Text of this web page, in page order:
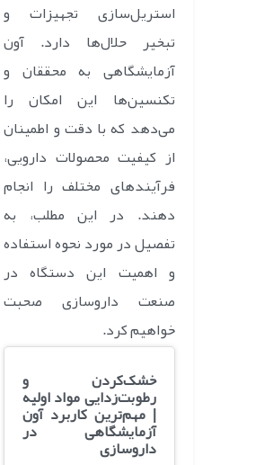
استریل‌سازی تجهیزات و
تبخیر حلال‌ها دارد. آون
آزمایشگاهی به محققان و
تکنسین‌ها این امکان را
می‌دهد که با دقت و اطمینان
از کیفیت محصولات دارویی،
فرآیندهای مختلف را انجام
دهند. در این مطلب، به
تفصیل در مورد نحوه استفاده
و اهمیت این دستگاه در
صنعت داروسازی صحبت
خواهیم کرد.
خشک‌کردن و
رطوبت‌زدایی مواد اولیه
| مهم‌ترین کاربرد آون
آزمایشگاهی در
داروسازی